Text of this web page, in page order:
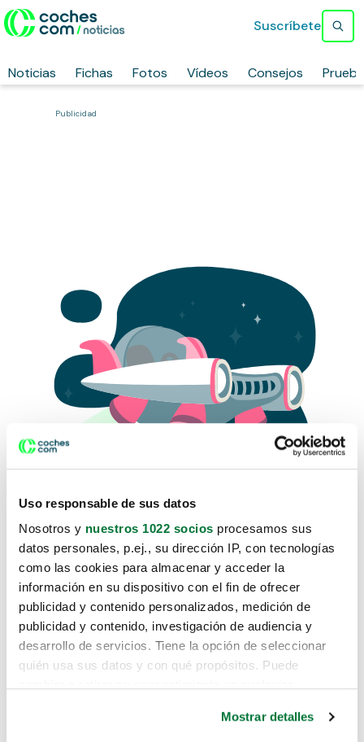
Uso responsable de sus datos
Nosotros y nuestros 1022 socios procesamos sus
datos personales, p.ej., su dirección IP, con tecnologías
como las cookies para almacenar y acceder la
información en su dispositivo con el fin de ofrecer
publicidad y contenido personalizados, medición de
publicidad y contenido, investigación de audiencia y
desarrollo de servicios. Tiene la opción de seleccionar
quién usa sus datos y con qué propósitos. Puede
Mostrar detalles
Noticias Fichas Fotos Vídeos Consejos
Suscríbete
Publicidad
Lo sentimos, no sabemos como
te hemos traido hasta aquí.
Pero puedes encontrar el coche que estás
buscando en alguno de estos enlaces: